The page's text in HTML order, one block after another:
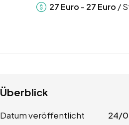
27 Euro - 27 Euro /
Überblick
Datum veröffentlicht 24/